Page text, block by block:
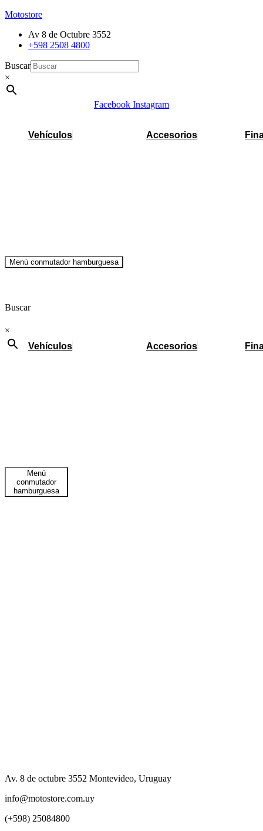
Motostore
Av 8 de Octubre 3552
+598 2508 4800
Buscar
×
Facebook Instagram
Vehículos Accesorios
Menú conmutador hamburguesa
Buscar
×
Vehículos
Accesorios
Menú
conmutador
hamburguesa
Av. 8 de octubre 3552 Montevideo, Uruguay
info@motostore.com.uy
(+598) 25084800